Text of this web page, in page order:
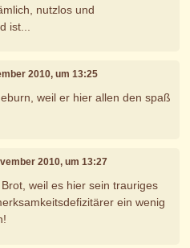
nutzlos und
ist...
2010, um 13:25
weil er hier allen den spaß
2010, um 13:27
weil es hier sein trauriges
ein wenig